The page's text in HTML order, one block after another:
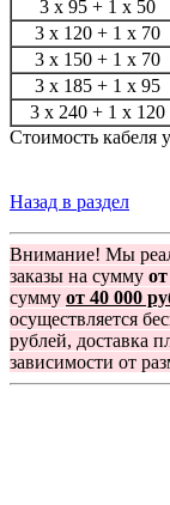
3 х 95 + 1 x 50
3 х 120 + 1 х 70
3 x 150 + 1 х 70
3 х 185 + 1 х 95
3 х 240 + 1 х 120
Стоимость кабеля
Назад в раздел
Внимание! Мы
заказы на сумму
сумму от 40 000
осуществляется
рублей, доставка
зависимости от